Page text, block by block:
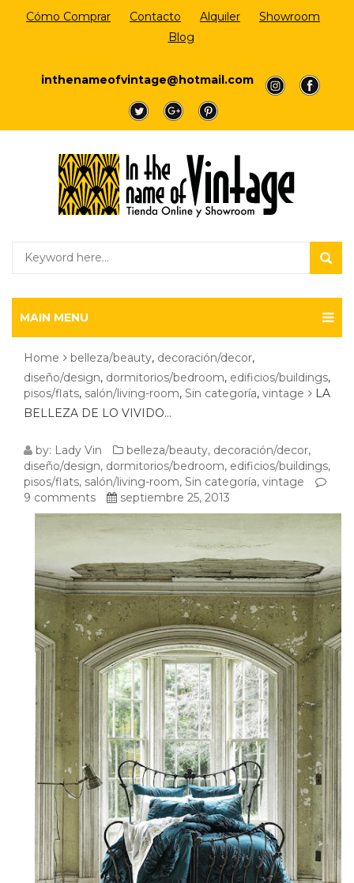
Cómo Comprar Contacto Alquiler
Showroom
Blog
inthenameofvintage@hotmail.com
a
a
a
a a
MAIN MENU
Home belleza/beauty, decoración/decor,
diseño/design, dormitorios/bedroom, edificios/buildings,
pisos/flats, salón/living-room, Sin categoría, vintage
LA
BELLEZA DE LO VIVIDO…
LA
BELLEZA
DE
VIVIDO…
by: Lady Vin belleza/beauty, decoración/decor,
diseño/design, dormitorios/bedroom, edificios/buildings,
pisos/flats, salón/living-room, Sin categoría, vintage
9 comments
septiembre 25, 2013